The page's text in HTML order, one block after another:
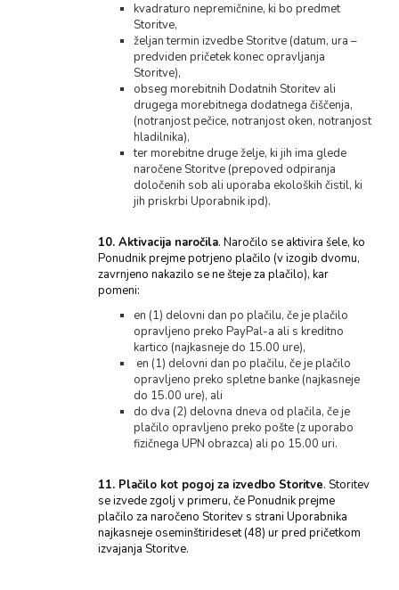
kvadraturo nepremičnine, ki bo predmet
Storitve,
željan termin izvedbe Storitve (datum, ura –
predviden pričetek konec opravljanja
Storitve),
obseg morebitnih Dodatnih Storitev ali
drugega morebitnega dodatnega čiščenja,
(notranjost pečice, notranjost oken, notranjost
hladilnika),
ter morebitne druge želje, ki jih ima glede
naročene Storitve (prepoved odpiranja
določenih sob ali uporaba ekoloških čistil, ki
jih priskrbi Uporabnik ipd).
10. Aktivacija naročila. Naročilo se aktivira šele, ko
Ponudnik prejme potrjeno plačilo (v izogib dvomu,
zavrnjeno nakazilo se ne šteje za plačilo), kar
pomeni:
en (1) delovni dan po plačilu, če je plačilo
opravljeno preko PayPal-a ali s kreditno
kartico (najkasneje do 15.00 ure),
en (1) delovni dan po plačilu, če je plačilo
opravljeno preko spletne banke (najkasneje
do 15.00 ure), ali
do dva (2) delovna dneva od plačila, če je
plačilo opravljeno preko pošte (z uporabo
fizičnega UPN obrazca) ali po 15.00 uri.
11. Plačilo kot pogoj za izvedbo Storitve. Storitev
se izvede zgolj v primeru, če Ponudnik prejme
plačilo za naročeno Storitev s strani Uporabnika
najkasneje oseminštirideset (48) ur pred pričetkom
izvajanja Storitve.